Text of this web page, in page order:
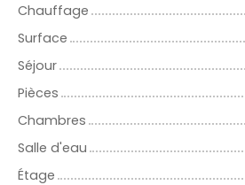
Chauffage
Surface
Séjour
Pièces
Chambres
Salle d'eau
Étage